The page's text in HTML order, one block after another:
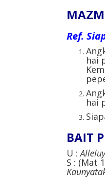
Ref.
hai
hai
BAIT
U :
S : (Mat